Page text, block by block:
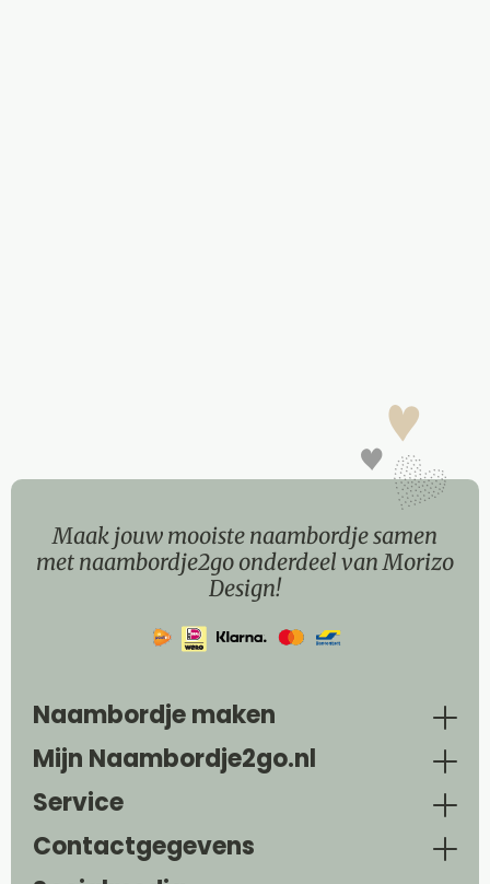
Maak jouw mooiste naambordje samen
met naambordje2go onderdeel van Morizo
Design!
Naambordje maken
Mijn Naambordje2go.nl
Service
Contactgegevens